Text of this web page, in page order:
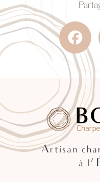
Artisan
à